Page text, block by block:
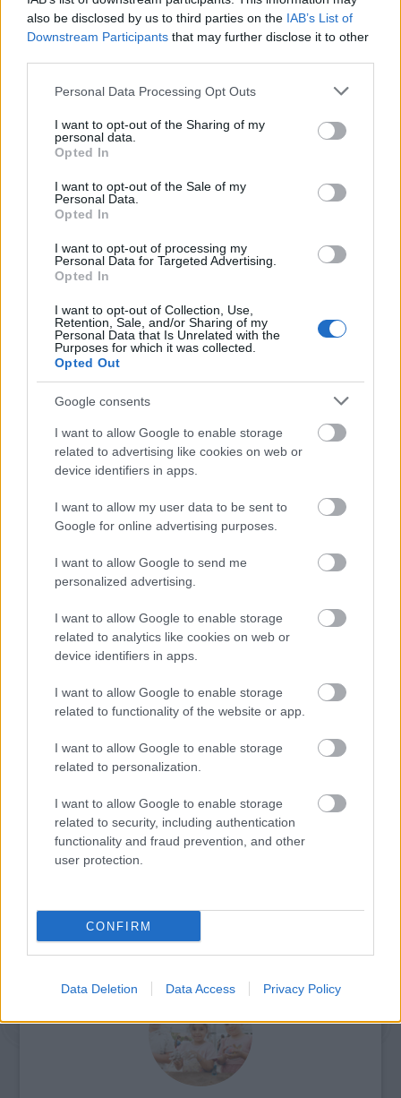
also be disclosed by us to third parties on the IAB’s List of
Downstream Participants that may further disclose it to other
Please note that this website/app uses one or more Google
not limited to your visit or usage behaviour. You may click to
grant or deny consent to Google and its third-party tags to
use your data for below specified purposes in below Google
consent section.
Personal Data Processing Opt Outs
I want to opt-out of the Sharing of my
personal data.
Opted In
I want to opt-out of the Sale of my
Personal Data.
Opted In
I want to opt-out of processing my
Personal Data for Targeted Advertising.
Opted In
I want to opt-out of Collection, Use,
Retention, Sale, and/or Sharing of my
Personal Data that Is Unrelated with the
Purposes for which it was collected.
Opted Out
Google consents
I want to allow Google to enable storage
related to advertising like cookies on web or
device identifiers in apps.
I want to allow my user data to be sent to
Google for online advertising purposes.
I want to allow Google to send me
personalized advertising.
I want to allow Google to enable storage
related to analytics like cookies on web or
device identifiers in apps.
I want to allow Google to enable storage
related to functionality of the website or app.
I want to allow Google to enable storage
related to personalization.
I want to allow Google to enable storage
related to security, including authentication
functionality and fraud prevention, and other
user protection.
CONFIRM
Data Deletion Data Access Privacy Policy
Különösen ha eddig sem történt érdemi
döntés.
A bontás szükségességéről szóló első, már
akkor is alaposnak mondott, és az óta
nyarán készítette a Pécs Holding. A bontás és
a tereprendezés számított összege akkori
óta csak uniós követelményeknek megfelelő
játszóhely állhat hazánkban. Pécsett azonban
Több mint százhetvenet kellene elbontani,
hogy csak minden tizedik szabályos.
Márpedig ha baleset következne be a
maradék kilencven százalékon, a tulajdonos
város, és az üzemeltető Holding nehéz
pernek néz elébe. Még inkább, ha bontásra
Róbert, Pécs környezetvédelmi referense is
elismerte, hozzátéve, emiatt is bízik abban,
hogy hamarosan nekiállhatnak a munkának.
Forrás: bama.hu
Gyermek Baranya megye
IDÉN IS A GYEREK SZIGETTEL KEZDŐDIK A
VAKÁCIÓ